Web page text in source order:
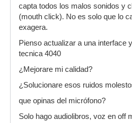
capta todos los malos sonidos y
(mouth click). No es solo que lo
exagera.
Pienso actualizar a una interface
tecnica 4040
¿Mejorare mi calidad?
¿Solucionare esos ruidos
que opinas del micrófono?
Solo hago audiolibros, voz en off